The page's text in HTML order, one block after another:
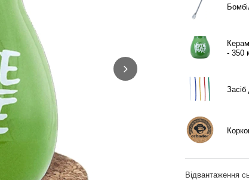
- 350
Відвантаження